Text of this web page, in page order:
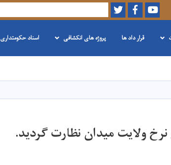
Youtube
Facebook
Twitter
Search
قرار داد ها پروژه های انکشافی اسناد حکومتداری
ولایت میدان نظارت گردید.